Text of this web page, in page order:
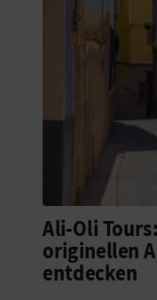
Ali-Oli
originellen
entdecken